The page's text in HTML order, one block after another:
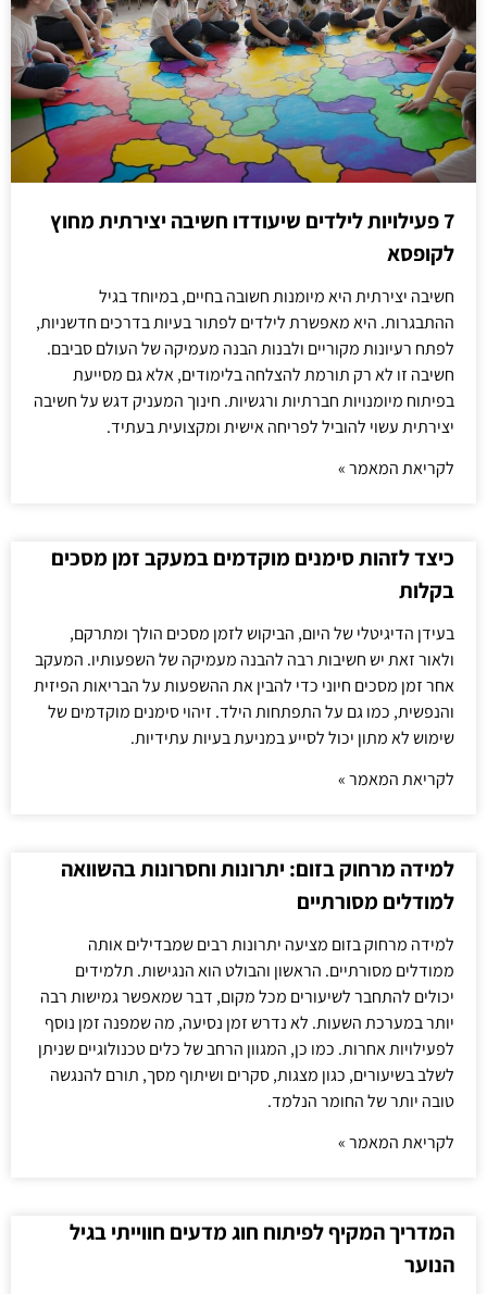
7 פעילויות לילדים שיעודדו חשיבה יצירתית מחוץ
לקופסא
חשיבה יצירתית היא מיומנות חשובה בחיים, במיוחד בגיל
ההתבגרות. היא מאפשרת לילדים לפתור בעיות בדרכים חדשניות,
לפתח רעיונות מקוריים ולבנות הבנה מעמיקה של העולם סביבם.
חשיבה זו לא רק תורמת להצלחה בלימודים, אלא גם מסייעת
בפיתוח מיומנויות חברתיות ורגשיות. חינוך המעניק דגש על חשיבה
יצירתית עשוי להוביל לפריחה אישית ומקצועית בעתיד.
לקריאת המאמר »
כיצד לזהות סימנים מוקדמים במעקב זמן מסכים
בקלות
בעידן הדיגיטלי של היום, הביקוש לזמן מסכים הולך ומתרקם,
ולאור זאת יש חשיבות רבה להבנה מעמיקה של השפעותיו. המעקב
אחר זמן מסכים חיוני כדי להבין את ההשפעות על הבריאות הפיזית
והנפשית, כמו גם על התפתחות הילד. זיהוי סימנים מוקדמים של
שימוש לא מתון יכול לסייע במניעת בעיות עתידיות.
לקריאת המאמר »
למידה מרחוק בזום: יתרונות וחסרונות בהשוואה
למודלים מסורתיים
למידה מרחוק בזום מציעה יתרונות רבים שמבדילים אותה
ממודלים מסורתיים. הראשון והבולט הוא הנגישות. תלמידים
יכולים להתחבר לשיעורים מכל מקום, דבר שמאפשר גמישות רבה
יותר במערכת השעות. לא נדרש זמן נסיעה, מה שמפנה זמן נוסף
לפעילויות אחרות. כמו כן, המגוון הרחב של כלים טכנולוגיים שניתן
לשלב בשיעורים, כגון מצגות, סקרים ושיתוף מסך, תורם להנגשה
טובה יותר של החומר הנלמד.
לקריאת המאמר »
המדריך המקיף לפיתוח חוג מדעים חווייתי בגיל
הנוער